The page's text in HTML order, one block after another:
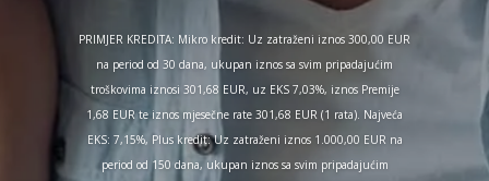
PRIMJER KREDITA: Mikro kredit: Uz zatraženi iznos 300,00 EUR
na period od 30 dana, ukupan iznos sa svim pripadajućim
troškovima iznosi 301,68 EUR, uz EKS 7,03%, iznos Premije
1,68 EUR te iznos mjesečne rate 301,68 EUR (1 rata). Najveća
EKS: 7,15%, Plus kredit: Uz zatraženi iznos 1.000,00 EUR na
period od 150 dana, ukupan iznos sa svim pripadajućim